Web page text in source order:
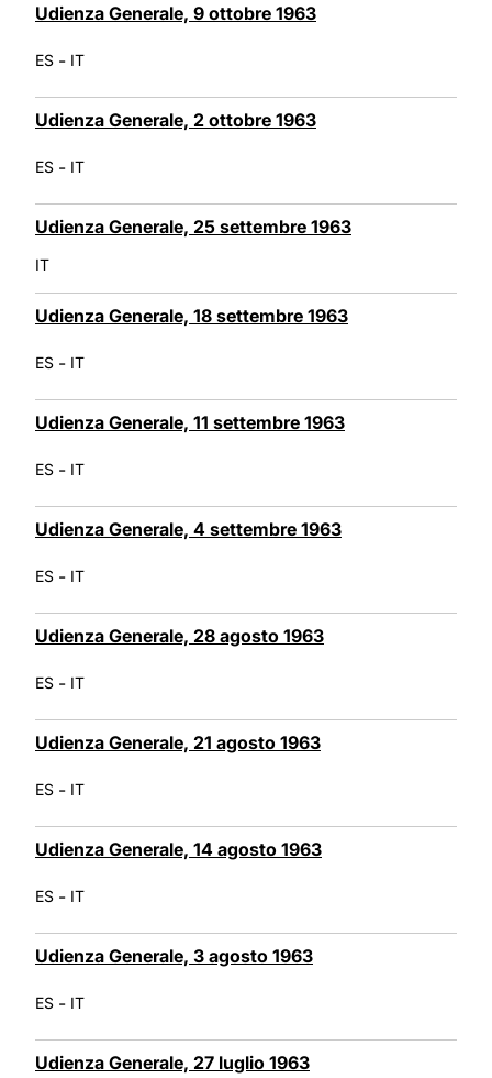
Udienza Generale, 9 ottobre 1963
ES - IT
Udienza Generale, 2 ottobre 1963
ES - IT
Udienza Generale, 25 settembre 1963
IT
Udienza Generale, 18 settembre 1963
ES - IT
Udienza Generale, 11 settembre 1963
ES - IT
Udienza Generale, 4 settembre 1963
ES - IT
Udienza Generale, 28 agosto 1963
ES - IT
Udienza Generale, 21 agosto 1963
ES - IT
Udienza Generale, 14 agosto 1963
ES - IT
Udienza Generale, 3 agosto 1963
ES - IT
Udienza Generale, 27 luglio 1963